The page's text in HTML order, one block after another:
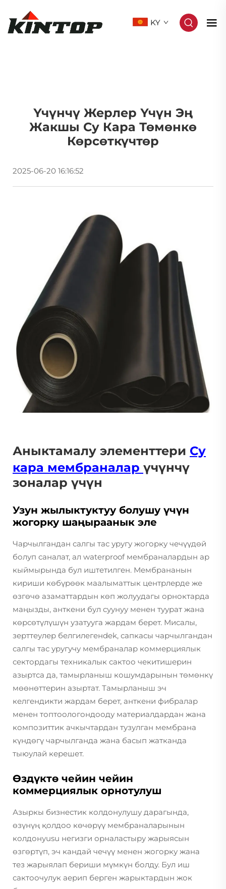
KY
Үчүнчү Жерлер Үчүн Эң
Жакшы Су Кара Төмөнкө
Көрсөткүчтөр
2025-06-20 16:16:52
Аныктамалу элементтери Су
кара мембраналар үчүнчү
зоналар үчүн
Узун жылыктуктуу болушу үчүн
жогорку шаңыраанык эле
Чарчылгандан салгы тас уругу жогорку чечүүдөй
болуп саналат, ал waterproof мембраналардын ар
кыймырында бул иштетилген. Мембрананын
кириши көбүрөөк маалыматтык центрлерде же
өзгөчө азаматтардын көп жолуудагы орноктарда
маңызды, анткени бул суунуу менен туурат жана
көрсөтүлүшүн узатууга жардам берет. Мисалы,
зерттеулер белгилегенdek, сапкасы чарчылгандан
салгы тас уругучу мембраналар коммерциялык
сектордагы техникалык сактоо чекитишерин
азыртса да, тамырланыш кошумдарынын төмөнкү
мөөнөттерин азыртат. Тамырланыш эч
келгендикти жардам берет, анткени фибралар
менен топтоологондооду материалдардан жана
композиттик ачкычтардан тузулган мембрана
күндөгү чарчылганда жана басып жатканда
тыюулай керешет.
Өздүктө чейин чейин
коммерциялык орнотулуш
Азыркы бизнестик колдонулушу дарагында,
өзүнүң қолдоо көчөрүү мембраналарынын
колдонуusu негизги орналастыру жарыясын
өзгөртүп, эч кандай чечүү менен жогорку жана
тез жарыялап бериши мүмкүн болду. Бул иш
сактоочулук аерип берген жарыктардын жок